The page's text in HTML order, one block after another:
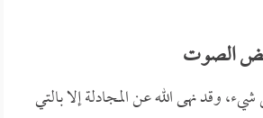
الصوت
وقد نهى الله عن المجادلة إلا بالتي